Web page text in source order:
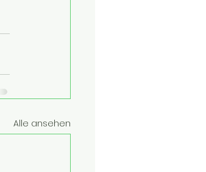
Alle ansehen